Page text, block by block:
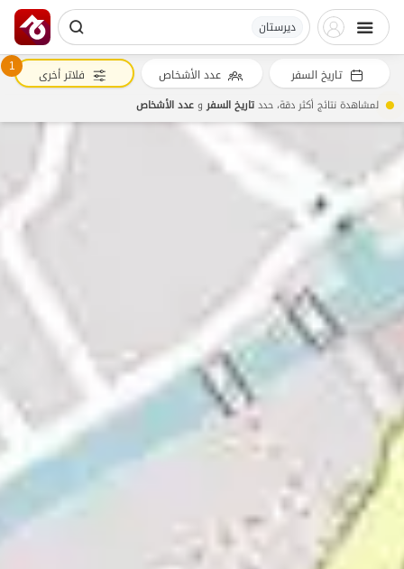
دیرستان
تاريخ السفر عدد الأشخاص 1 فلاتر أخرى
لمشاهدة نتائج أكثر دقة، حددتاريخ السفروعدد الأشخاص